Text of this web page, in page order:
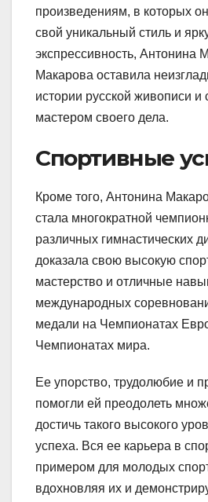
произведениям, в которых
свой уникальный стиль и
экспрессивность, Антонина
Макарова оставила
истории русской живописи
мастером своего дела.
Спортивные
Кроме того, Антонина
стала многократной
различных гимнастических
доказала свою высокую
мастерство и отличные
международных
медали на Чемпионатах
Чемпионатах мира.
Ее упорство, трудолюбие и
помогли ей преодолеть
достичь такого высокого
успеха. Вся ее карьера в
примером для молодых
вдохновляя их и